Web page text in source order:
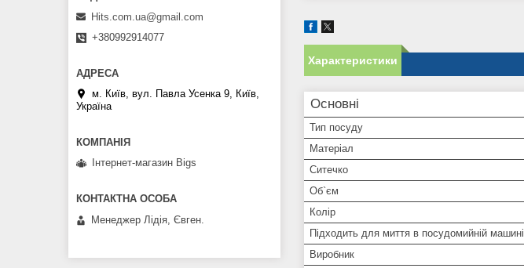
Характеристики
Основні
Тип посуду
Матеріал
Ситечко
Об`єм
Колір
Підходить для миття в посудомийній машині
Виробник
Hits.com.ua@gmail.com
+380992914077
м. Київ, вул. Павла Усенка 9, Київ,
Україна
Інтернет-магазин Bigs
Менеджер Лідія, Євген.